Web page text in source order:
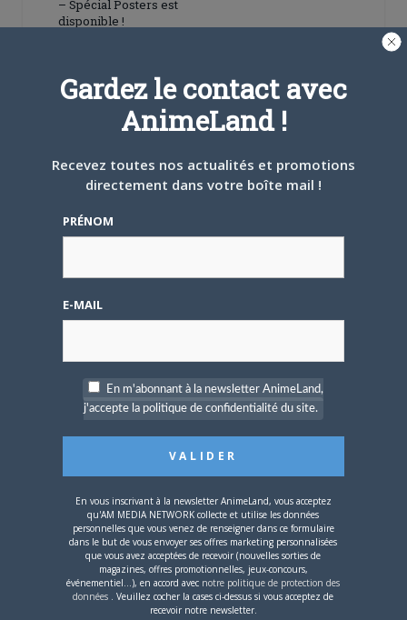
– Spécial Posters est
disponible !
4 AOÛT 2026
Une nouvelle série TV
pour 2027
[Entretien] Mokochan : «
Lors des prémices du
projet, il était déjà
Vous devezvous connecterpour laisser un
commentaire.
Gardez le contact avec
AnimeLand !
Recevez toutes nos actualités et promotions
directement dans votre boîte mail !
PRÉNOM
E-MAIL
En m'abonnant à la newsletter AnimeLand,
j'accepte la politique de confidentialité du site.
En vous inscrivant à la newsletter AnimeLand, vous acceptez
qu'AM MEDIA NETWORK collecte et utilise les données
personnelles que vous venez de renseigner dans ce formulaire
dans le but de vous envoyer ses offres marketing personnalisées
que vous avez acceptées de recevoir (nouvelles sorties de
magazines, offres promotionnelles, jeux-concours,
événementiel...), en accord avec notre politique de protection des
données . Veuillez cocher la cases ci-dessus si vous acceptez de
recevoir notre newsletter.